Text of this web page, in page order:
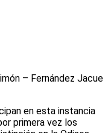
– Fernández Jacue
en esta instancia
primera vez los